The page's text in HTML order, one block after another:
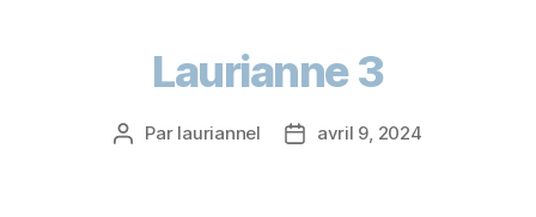
Laurianne 3
Par lauriannel avril 9, 2024